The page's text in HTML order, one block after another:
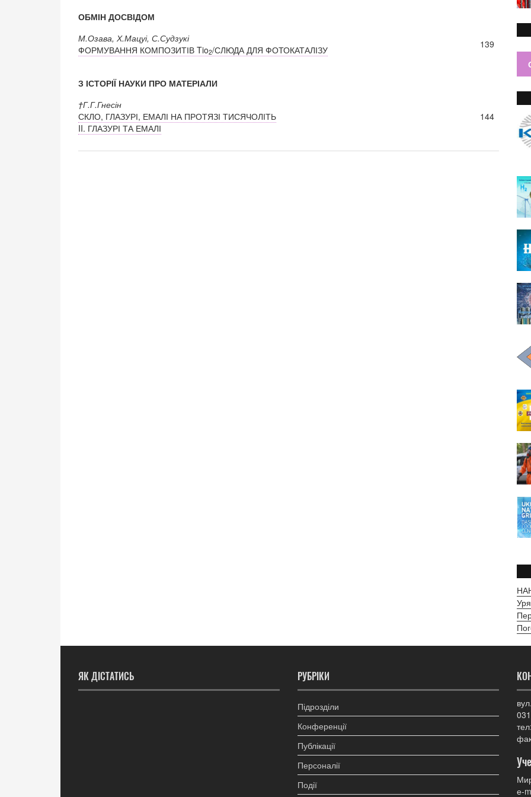
ОБМІН ДОСВІДОМ
М.Озава, Х.Мацуі, С.Судзукі
ФОРМУВАННЯ КОМПОЗИТІВ Tio2/СЛЮДА ДЛЯ ФОТОКАТАЛІЗУ 139
З ІСТОРІЇ НАУКИ ПРО МАТЕРІАЛИ
†Г.Г.Гнесін
СКЛО, ГЛАЗУРІ, ЕМАЛІ НА ПРОТЯЗІ ТИСЯЧОЛІТЬ
II. ГЛАЗУРІ ТА ЕМАЛІ
144
ЯК ДІСТАТИСЬ РУБРІКИ
Підрозділи
Конференції
Публікації
Персоналії
Події
е-